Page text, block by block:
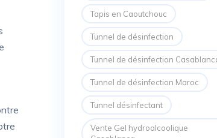
Tapis en Caoutchouc
Tunnel de désinfection
Tunnel de désinfection
Tunnel de désinfection Maroc
Tunnel désinfectant
Vente Gel hydroalcoolique